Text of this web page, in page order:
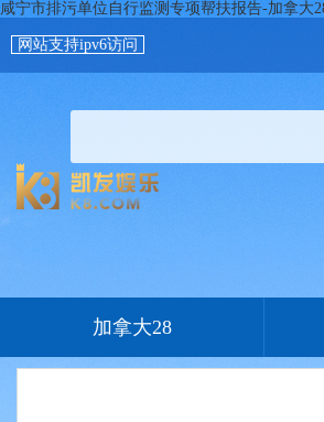
咸宁市排污单位自行监测专项帮扶报告-加拿大
网站支持ipv6访问
加拿大28